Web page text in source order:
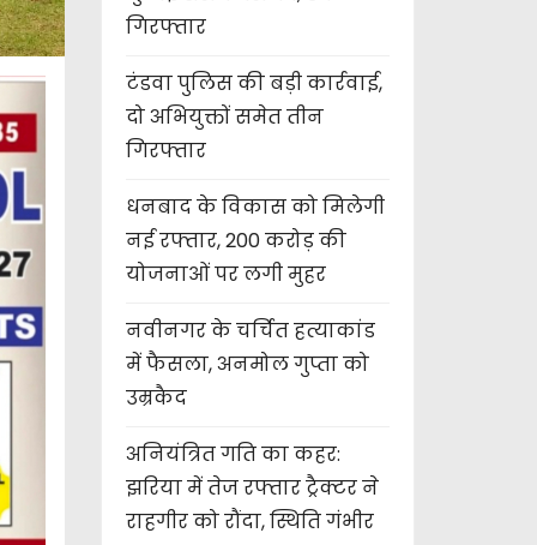
गिरफ्तार
टंडवा पुलिस की बड़ी कार्रवाई,
दो अभियुक्तों समेत तीन
गिरफ्तार
धनबाद के विकास को मिलेगी
नई रफ्तार, 200 करोड़ की
योजनाओं पर लगी मुहर
नवीनगर के चर्चित हत्याकांड
में फैसला, अनमोल गुप्ता को
उम्रकैद
अनियंत्रित गति का कहर:
झरिया में तेज रफ्तार ट्रैक्टर ने
राहगीर को रौंदा, स्थिति गंभीर